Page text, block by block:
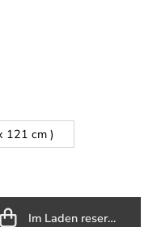
121 cm )
Im Laden reservieren